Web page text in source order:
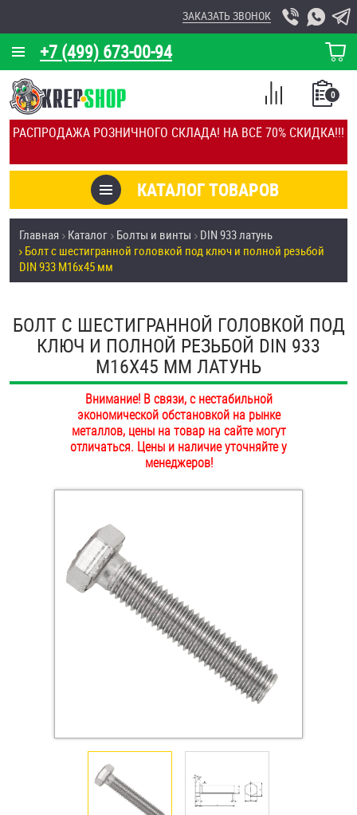
РАСПРОДАЖА РОЗНИЧНОГО СКЛАДА! НА ВСЁ 70% СКИДКА!!!
+7 (499) 673-00-94
ЗАКАЗАТЬ ЗВОНОК
КОРЗИНА
О КОМПАНИИ
КАЛЬКУЛЯТОР
ОТЗЫВЫ
УСЛУГИ
СКИДКИ
ПОКУПАТЕЛЯМ
ОПЛАТА И ДОСТАВКА
НАШИ МАГАЗИНЫ
КАТАЛОГ ТОВАРОВ
0
СПИСОК
СРАВНЕНИЕ
Товары со скидкой
Анкеры
Болты и винты
Втулки
Заклепки (Гайки-Заклепки)
Крюки, кольца с метрической резьбой
Крюки, кольца с шурупной резьбой
Оснастка и аксессуары для яхт
Главная Каталог Болты и винты
DIN 933 латунь
Болт с шестигранной головкой под ключ и полной резьбой
DIN 933 М16х45 мм
БОЛТ С ШЕСТИГРАННОЙ ГОЛОВКОЙ ПОД
КЛЮЧ И ПОЛНОЙ РЕЗЬБОЙ DIN 933
М16Х45 ММ ЛАТУНЬ
Внимание! В связи, с нестабильной
экономической обстановкой на рынке
металлов, цены на товар на сайте могут
отличаться. Цены и наличие уточняйте у
менеджеров!